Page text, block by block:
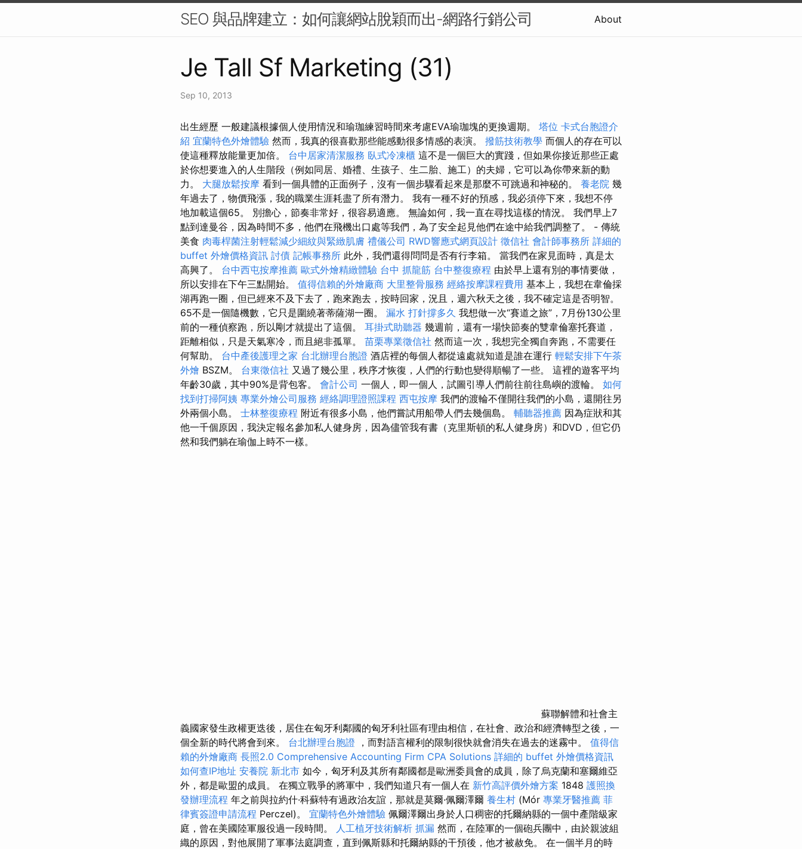
SEO 與品牌建立：如何讓網站脫穎而出-網路行銷公司 About
Je Tall Sf Marketing (31)
Sep 10, 2013
出生經歷 一般建議根據個人使用情況和瑜珈練習時間來考慮EVA瑜珈塊的更換週期。 塔位 卡式台胞證介
紹 宜蘭特色外燴體驗 然而，我真的很喜歡那些能感動很多情感的表演。 撥筋技術教學 而個人的存在可以
使這種釋放能量更加倍。 台中居家清潔服務 臥式冷凍櫃 這不是一個巨大的實踐，但如果你接近那些正處
於你想要進入的人生階段（例如同居、婚禮、生孩子、生二胎、施工）的夫婦，它可以為你帶來新的動
力。 大腿放鬆按摩 看到一個具體的正面例子，沒有一個步驟看起來是那麼不可跳過和神秘的。 養老院 幾
年過去了，物價飛漲，我的職業生涯耗盡了所有潛力。 我有一種不好的預感，我必須停下來，我想不停
地加載這個65。 別擔心，節奏非常好，很容易適應。 無論如何，我一直在尋找這樣的情況。 我們早上7
點到達曼谷，因為時間不多，他們在飛機出口處等我們，為了安全起見他們在途中給我們調整了。 - 傳統
美食 肉毒桿菌注射輕鬆減少細紋與緊緻肌膚 禮儀公司 RWD響應式網頁設計 徵信社 會計師事務所 詳細的
buffet 外燴價格資訊 討債 記帳事務所 此外，我們還得問問是否有行李箱。 當我們在家見面時，真是太
高興了。 台中西屯按摩推薦 歐式外燴精緻體驗 台中 抓龍筋 台中整復療程 由於早上還有別的事情要做，
所以安排在下午三點開始。 值得信賴的外燴廠商 大里整骨服務 經絡按摩課程費用 基本上，我想在韋倫採
湖再跑一圈，但已經來不及下去了，跑來跑去，按時回家，況且，週六秋天之後，我不確定這是否明智。
65不是一個隨機數，它只是圍繞著蒂薩湖一圈。 漏水 打針撐多久 我想做一次“賽道之旅”，7月份130公里
前的一種偵察跑，所以剛才就提出了這個。 耳掛式助聽器 幾週前，還有一場快節奏的雙韋倫塞托賽道，
距離相似，只是天氣寒冷，而且絕非孤單。 苗栗專業徵信社 然而這一次，我想完全獨自奔跑，不需要任
何幫助。 台中產後護理之家 台北辦理台胞證 酒店裡的每個人都從遠處就知道是誰在運行 輕鬆安排下午茶
外燴 BSZM。 台東徵信社 又過了幾公里，秩序才恢復，人們的行動也變得順暢了一些。 這裡的遊客平均
年齡30歲，其中90%是背包客。 會計公司 一個人，即一個人，試圖引導人們前往前往島嶼的渡輪。 如何
找到打掃阿姨 專業外燴公司服務 經絡調理證照課程 西屯按摩 我們的渡輪不僅開往我們的小島，還開往另
外兩個小島。 士林整復療程 附近有很多小島，他們嘗試用船帶人們去幾個島。 輔聽器推薦 因為症狀和其
他一千個原因，我決定報名參加私人健身房，因為儘管我有書（克里斯頓的私人健身房）和DVD，但它仍
然和我們躺在瑜伽上時不一樣。
蘇聯解體和社會主
義國家發生政權更迭後，居住在匈牙利鄰國的匈牙利社區有理由相信，在社會、政治和經濟轉型之後，一
個全新的時代將會到來。 台北辦理台胞證 ，而對語言權利的限制很快就會消失在過去的迷霧中。 值得信
賴的外燴廠商 長照2.0 Comprehensive Accounting Firm CPA Solutions 詳細的 buffet 外燴價格資訊
如何查IP地址 安養院 新北市 如今，匈牙利及其所有鄰國都是歐洲委員會的成員，除了烏克蘭和塞爾維亞
外，都是歐盟的成員。 在獨立戰爭的將軍中，我們知道只有一個人在 新竹高評價外燴方案 1848 護照換
發辦理流程 年之前與拉約什·科蘇特有過政治友誼，那就是莫爾·佩爾澤爾 養生村 (Mór 專業牙醫推薦 菲
律賓簽證申請流程 Perczel)。 宜蘭特色外燴體驗 佩爾澤爾出身於人口稠密的托爾納縣的一個中產階級家
庭，曾在美國陸軍服役過一段時間。
人工植牙技術解析 抓漏 然而，在陸軍的一個砲兵團中，由於親波組
織的原因，對他展開了軍事法庭調查，直到佩斯縣和托爾納縣的干預後，他才被赦免。 在一個半月的時